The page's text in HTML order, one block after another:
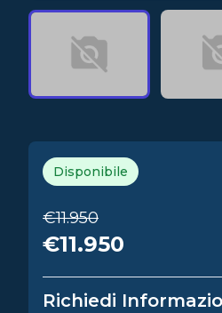
Disponibile
€11.950
€11.950
Richiedi